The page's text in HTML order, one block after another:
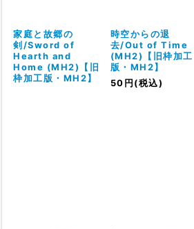
家庭と故郷の
剣/Sword of
Hearth and
Home (MH2)【旧
枠加工版・MH2】
時空からの退
去/Out of Time
(MH2)【旧枠加工
版・MH2】
50 円 (税込)